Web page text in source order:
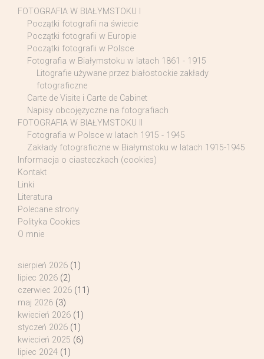
FOTOGRAFIA W BIAŁYMSTOKU I
Początki fotografii na świecie
Początki fotografii w Europie
Początki fotografii w Polsce
Fotografia w Białymstoku w latach 1861 - 1915
Litografie używane przez białostockie zakłady
fotograficzne
Carte de Visite i Carte de Cabinet
Napisy obcojęzyczne na fotografiach
FOTOGRAFIA W BIAŁYMSTOKU II
Fotografia w Polsce w latach 1915 - 1945
Zakłady fotograficzne w Białymstoku w latach 1915-1945
Informacja o ciasteczkach (cookies)
Kontakt
Linki
Literatura
Polecane strony
Polityka Cookies
O mnie
sierpień 2026 (1)
lipiec 2026 (2)
czerwiec 2026 (11)
maj 2026 (3)
kwiecień 2026 (1)
styczeń 2026 (1)
kwiecień 2025 (6)
lipiec 2024 (1)